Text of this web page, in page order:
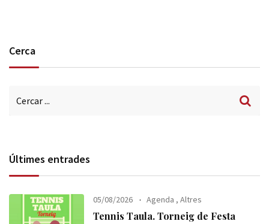
Cerca
Últimes entrades
05/08/2026 Agenda ,Altres
Tennis Taula. Torneig de Festa